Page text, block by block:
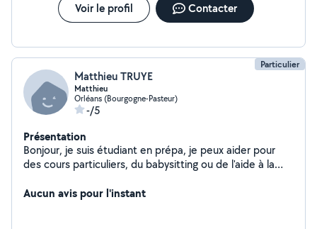
Voir le profil Contacter
Particulier
Matthieu TRUYE
Matthieu
Orléans (Bourgogne-Pasteur)
-/5
Présentation
Bonjour, je suis étudiant en prépa, je peux aider pour
des cours particuliers, du babysitting ou de l'aide à la
Aucun avis pour l'instant